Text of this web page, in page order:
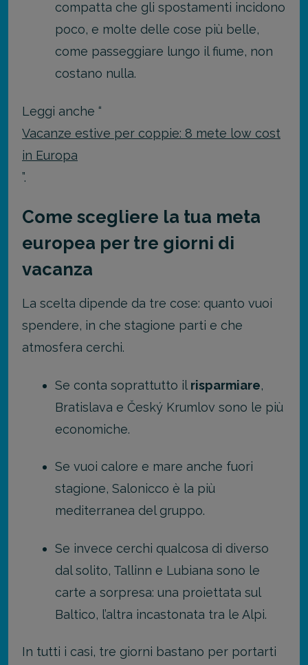
compatta che gli spostamenti incidono
poco, e molte delle cose più belle,
come passeggiare lungo il fiume, non
costano nulla.
Leggi anche “
Vacanze estive per coppie: 8 mete low cost
in Europa
”.
Come scegliere la tua meta
europea per tre giorni di
vacanza
La scelta dipende da tre cose: quanto vuoi
spendere, in che stagione parti e che
atmosfera cerchi.
Se conta soprattutto il risparmiare,
Bratislava e Český Krumlov sono le più
economiche.
Se vuoi calore e mare anche fuori
stagione, Salonicco è la più
mediterranea del gruppo.
Se invece cerchi qualcosa di diverso
dal solito, Tallinn e Lubiana sono le
carte a sorpresa: una proiettata sul
Baltico, l’altra incastonata tra le Alpi.
In tutti i casi, tre giorni bastano per portarti